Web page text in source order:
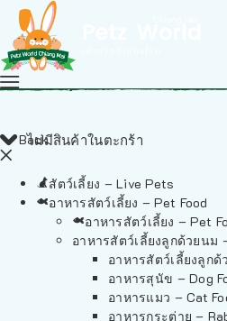
ไม่มีสินค้าในตะกร้า
Back
สัตว์เลี้ยง – Live Pets
อาหารสัตว์เลี้ยง – Pet Food
อาหารสัตว์เลี้ยง – Pet
อาหารสัตว์เลี้ยงลูกด้วยนม
อาหารสัตว์เลี้ยงลูกด้
อาหารสุนัข – Dog
อาหารแมว – Cat
อาหารกระต่าย –